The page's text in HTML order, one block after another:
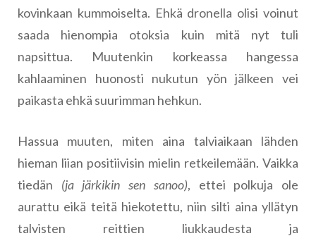
kovinkaan kummoiselta. Ehkä dronella olisi voinut
saada hienompia otoksia kuin mitä nyt tuli
napsittua. Muutenkin korkeassa hangessa
kahlaaminen huonosti nukutun yön jälkeen vei
paikasta ehkä suurimman hehkun.
Hassua muuten, miten aina talviaikaan lähden
hieman liian positiivisin mielin retkeilemään. Vaikka
tiedän (ja järkikin sen sanoo), ettei polkuja ole
aurattu eikä teitä hiekotettu, niin silti aina yllätyn
talvisten reittien liukkaudesta ja